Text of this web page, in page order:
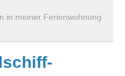
in meiner Ferienwohnung